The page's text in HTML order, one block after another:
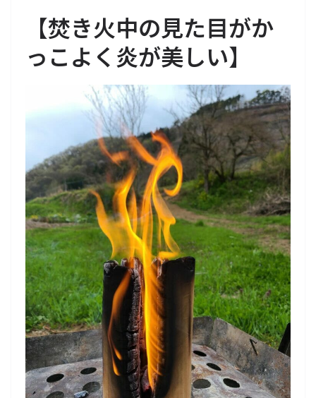
【焚き火中の見た目がか
っこよく炎が美しい】